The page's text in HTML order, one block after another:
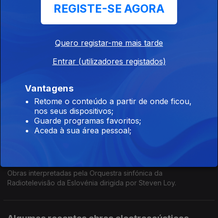
Alguma política na música contemporânea.
08 jun. 2026
Drumming de Steve Reich, ao vivo pelo Colin Currie Group.
Obras interpretadas pela Orquestra sinfónica da
Radiotelevisão da Eslovénia dirigida por Steven Loy.
REGISTE-SE AGORA
Quero registar-me mais tarde
Entrar (utilizadores registados)
Vantagens
Retome o conteúdo a partir de onde ficou,
nos seus dispositivos;
Guarde programas favoritos;
Aceda à sua área pessoal;